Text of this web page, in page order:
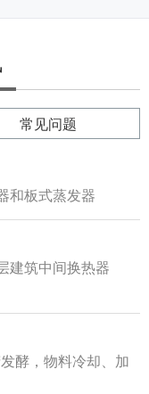
常见问题
和板式蒸发器
建筑中间换热器
酵，物料冷却、加